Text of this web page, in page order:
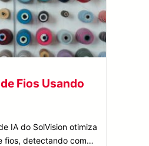
Fios Usando
IA do SolVision otimiza
fios, detectando com